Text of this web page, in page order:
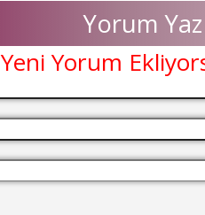
Yorum Yaz
Yeni Yorum